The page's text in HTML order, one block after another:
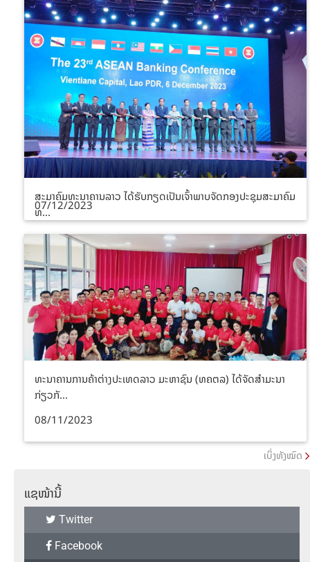
ສະມາຄົມທະນາຄານລາວ ໄດ້ຮັບກຽດເປັນເຈົ້າພາບຈັດກອງປະຊຸມສະມາຄົມ
ທ...
07/12/2023
ທະນາຄານການຄ້າຕ່າງປະເທດລາວ ມະຫາຊົນ (ທຄຕລ) ໄດ້ຈັດສໍາມະນາ
ກ່ຽວກັ...
08/11/2023
ເບິ່ງທັງໝົດ
ແຊໜ້ານີ້
Twitter
Facebook